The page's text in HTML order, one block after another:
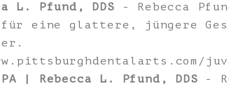
L. Pfund, DDS - Rebecca
eine glattere, jüngere
| Rebecca L. Pfund, DDS -